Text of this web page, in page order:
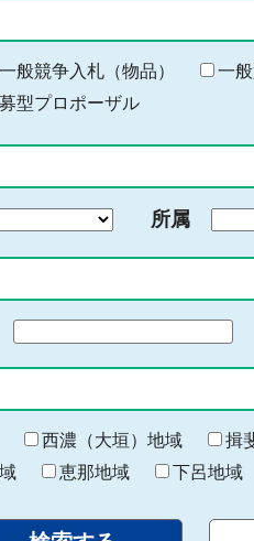
一般競争入札（物品）
一
型プロポーザル
所属
終
わ
り
西濃（大垣）地域 揖
恵那地域 下呂地域